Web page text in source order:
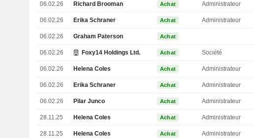
06.02.26 Richard Brooman Achat Administrateur
06.02.26 Erika Schraner Achat Administrateur
06.02.26 Graham Paterson Achat
06.02.26 Foxy14 Holdings Ltd. Achat Société
06.02.26 Helena Coles Achat Administrateur
06.02.26 Erika Schraner Achat Administrateur
06.02.26 Pilar Junco Achat Administrateur
28.11.25 Helena Coles Achat Administrateur
28.11.25 Helena Coles Achat Administrateur